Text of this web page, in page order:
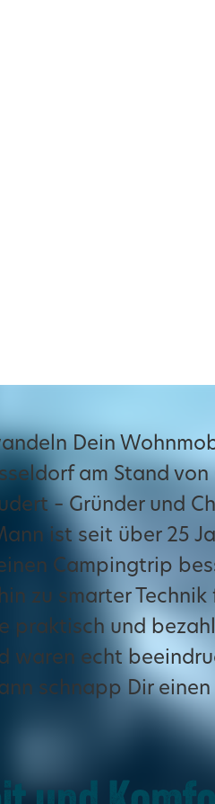
Dein
am Stand
– Gründer und
ist seit über 25
Campingtrip
zu smarter Technik
praktisch und
waren echt
schnapp Dir